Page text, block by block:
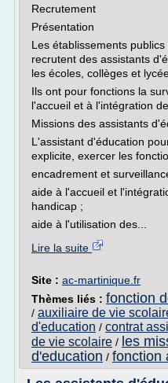
Recrutement
Présentation
Les établissements
recrutent des assistants
les écoles, collèges et
Ils ont pour fonctions la
l'accueil et à l'intégration
Missions des assistants
L'assistant d'éducation
explicite, exercer les
encadrement et
aide à l'accueil et
handicap ;
aide à l'utilisation des...
Lire la suite
Site : ac-martinique.fr
Thèmes liés : fonction
/ auxiliaire de vie
d'education / contrat
de vie scolaire / les
d'education / fonction